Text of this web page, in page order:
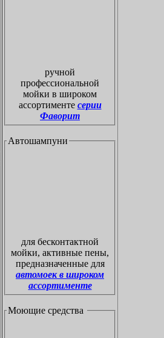
ручной
профессиональной
мойки в широком
ассортименте серии
Фаворит
Автошампуни
для бесконтактной
мойки, активные пены,
предназначенные для
автомоек в широком
ассортименте
Моющие средства